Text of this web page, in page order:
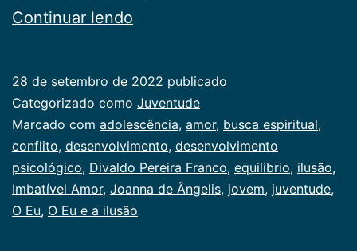
Continuar lendo
ilusão
28 de setembro de 2022 publicado
Categorizado como Juventude
Marcado com adolescência, amor, busca espiritu­al,
conflito, desenvolvimento, desenvolvi­mento
psicológico, Divaldo Pereira Franco, equilibrio, ilusão,
Imbatível Amor, Joanna de Ângelis, jovem, juventude,
O Eu, O Eu e a ilusão